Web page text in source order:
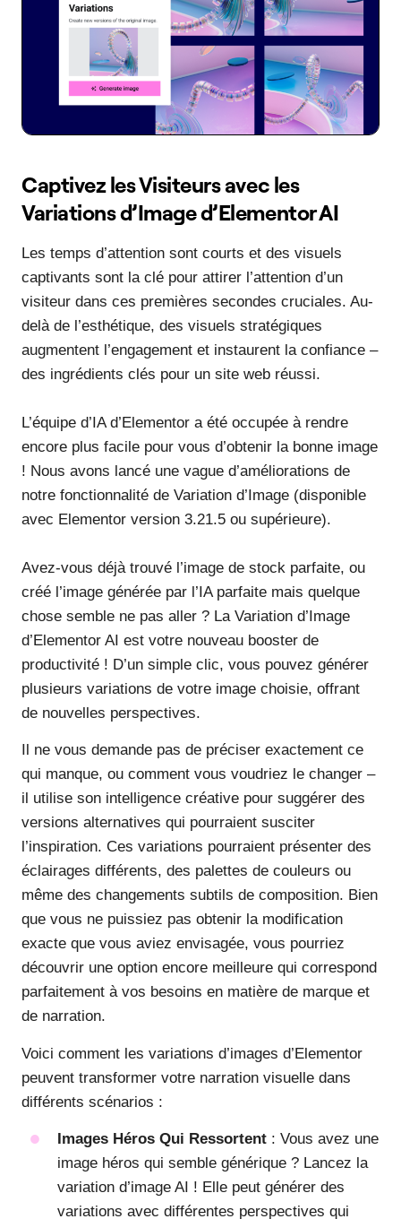
Captivez les Visiteurs avec les
Variations d’Image d’Elementor AI
Les temps d’attention sont courts et des visuels
captivants sont la clé pour attirer l’attention d’un
visiteur dans ces premières secondes cruciales. Au-
delà de l’esthétique, des visuels stratégiques
augmentent l’engagement et instaurent la confiance –
des ingrédients clés pour un site web réussi.
L’équipe d’IA d’Elementor a été occupée à rendre
encore plus facile pour vous d’obtenir la bonne image
! Nous avons lancé une vague d’améliorations de
notre fonctionnalité de Variation d’Image (disponible
avec Elementor version 3.21.5 ou supérieure).
Avez-vous déjà trouvé l’image de stock parfaite, ou
créé l’image générée par l’IA parfaite mais quelque
chose semble ne pas aller ? La Variation d’Image
d’Elementor AI est votre nouveau booster de
productivité ! D’un simple clic, vous pouvez générer
plusieurs variations de votre image choisie, offrant
de nouvelles perspectives.
Il ne vous demande pas de préciser exactement ce
qui manque, ou comment vous voudriez le changer –
il utilise son intelligence créative pour suggérer des
versions alternatives qui pourraient susciter
l’inspiration. Ces variations pourraient présenter des
éclairages différents, des palettes de couleurs ou
même des changements subtils de composition. Bien
que vous ne puissiez pas obtenir la modification
exacte que vous aviez envisagée, vous pourriez
découvrir une option encore meilleure qui correspond
parfaitement à vos besoins en matière de marque et
de narration.
Voici comment les variations d’images d’Elementor
peuvent transformer votre narration visuelle dans
différents scénarios :
Images Héros Qui Ressortent : Vous avez une
image héros qui semble générique ? Lancez la
variation d’image AI ! Elle peut générer des
variations avec différentes perspectives qui